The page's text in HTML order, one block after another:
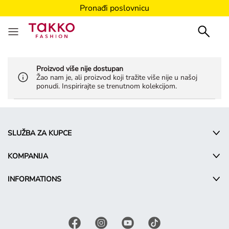
Pronađi poslovnicu
Proizvod više nije dostupan
Žao nam je, ali proizvod koji tražite više nije u našoj
ponudi. Inspirirajte se trenutnom kolekcijom.
SLUŽBA ZA KUPCE
KOMPANIJA
INFORMATIONS